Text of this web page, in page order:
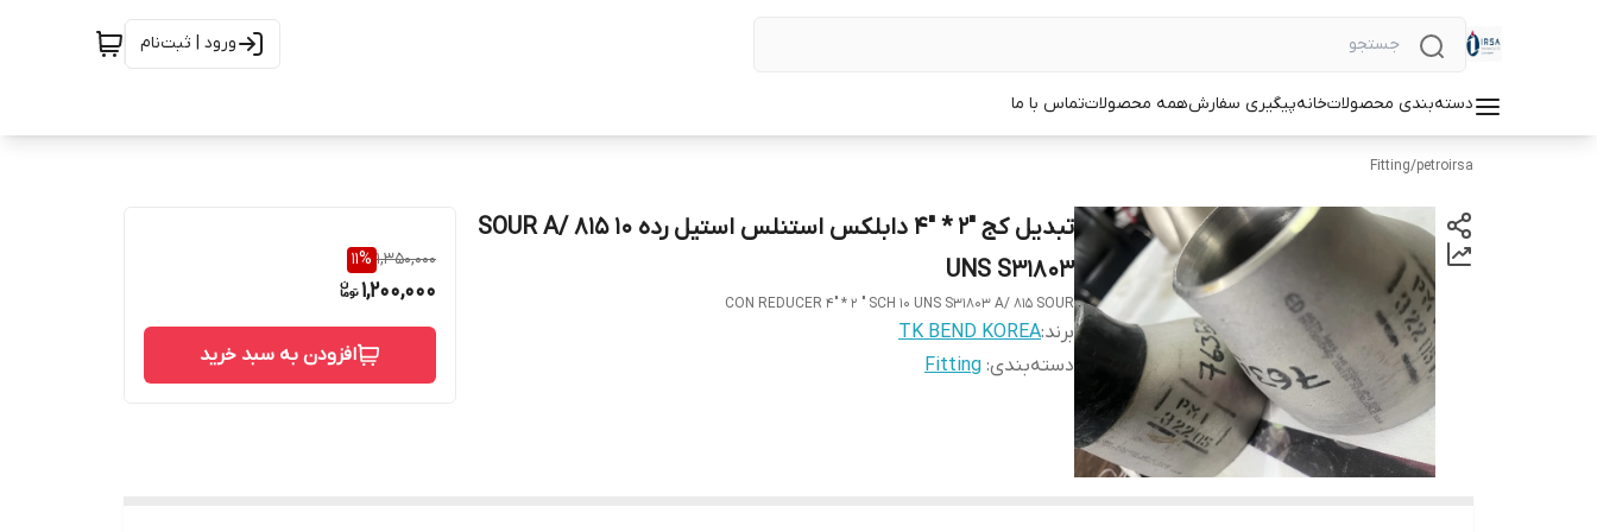
ورود | ثبت‌نام
دسته‌بندی محصولاتخانهپیگیری سفارشهمه محصولاتتماس با ما
petroirsa
/
Fitting
تبدیل کج "2 * "4 دابلکس استنلس استیل رده 10 SOUR A/ 815
UNS S31803
CON REDUCER 4" * 2 " SCH 10 UNS S31803 A/ 815 SOUR
برند:TK BEND KOREA
دسته‌بندی:
Fitting
1,350,000
11%
1,200,000
افزودن به سبد خرید